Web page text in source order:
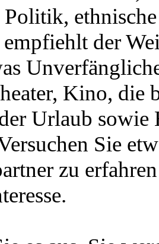
empfiehlt der
Kino, die
Urlaub sowie
Sie
zu